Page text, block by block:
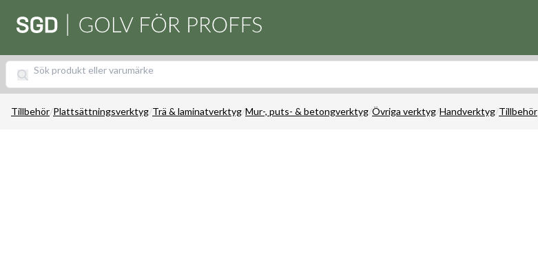
Tillbehör/Plattsättningsverktyg/Trä & laminatverktyg/Mur-, puts- & betongverktyg/Övriga verktyg/Handverktyg/Tillbehör